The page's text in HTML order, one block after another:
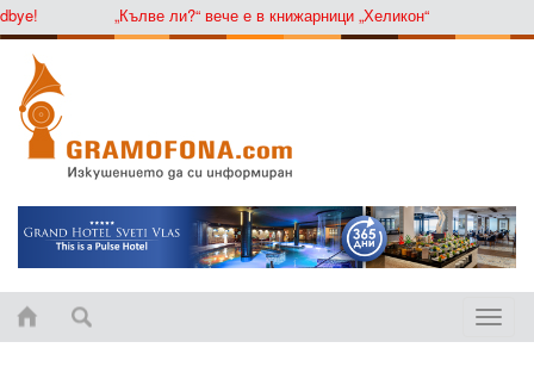
„Кълве ли?“ вече е в книжарници „Хеликон“
Toggle